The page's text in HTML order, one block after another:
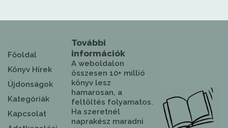
Főoldal
Könyv Hírek
Újdonságok
Kategóriák
Kapcsolat
További
információk
A weboldalon
összesen 10+ millió
könyv lesz
hamarosan, a
feltöltés folyamatos.
Ha szeretnél
naprakész maradni